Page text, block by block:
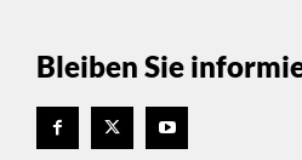
Bleiben Sie